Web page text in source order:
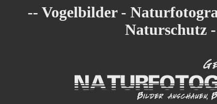
-- Vogelbilder -
Naturschutz